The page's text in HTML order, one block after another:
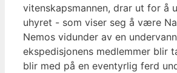
vitenskapsmannen, drar ut for å
uhyret - som viser seg å være
Nemos vidunder av en
ekspedisjonens medlemmer blir
blir med på en eventyrlig ferd